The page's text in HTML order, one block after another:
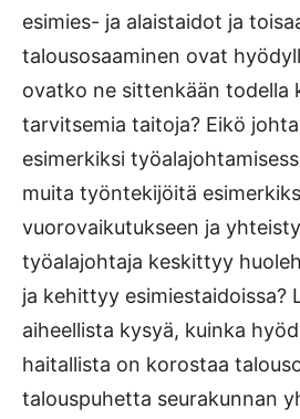
esimies- ja alaistaidot ja
talousosaaminen ovat
ovatko ne sittenkään todella
tarvitsemia taitoja? Eikö
esimerkiksi
muita työntekijöitä
vuorovaikutukseen ja
työalajohtaja keskittyy
ja kehittyy esimiestaidoissa?
aiheellista kysyä, kuinka
haitallista on korostaa
talouspuhetta seurakunnan